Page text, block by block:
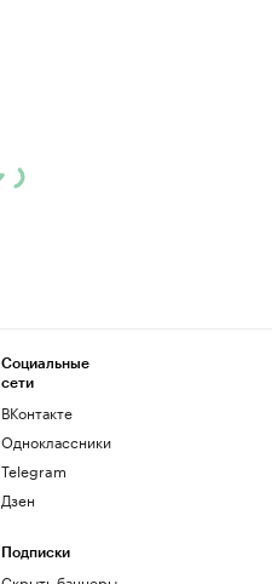
Социальные
сети
ВКонтакте
Одноклассники
Telegram
Дзен
Подписки